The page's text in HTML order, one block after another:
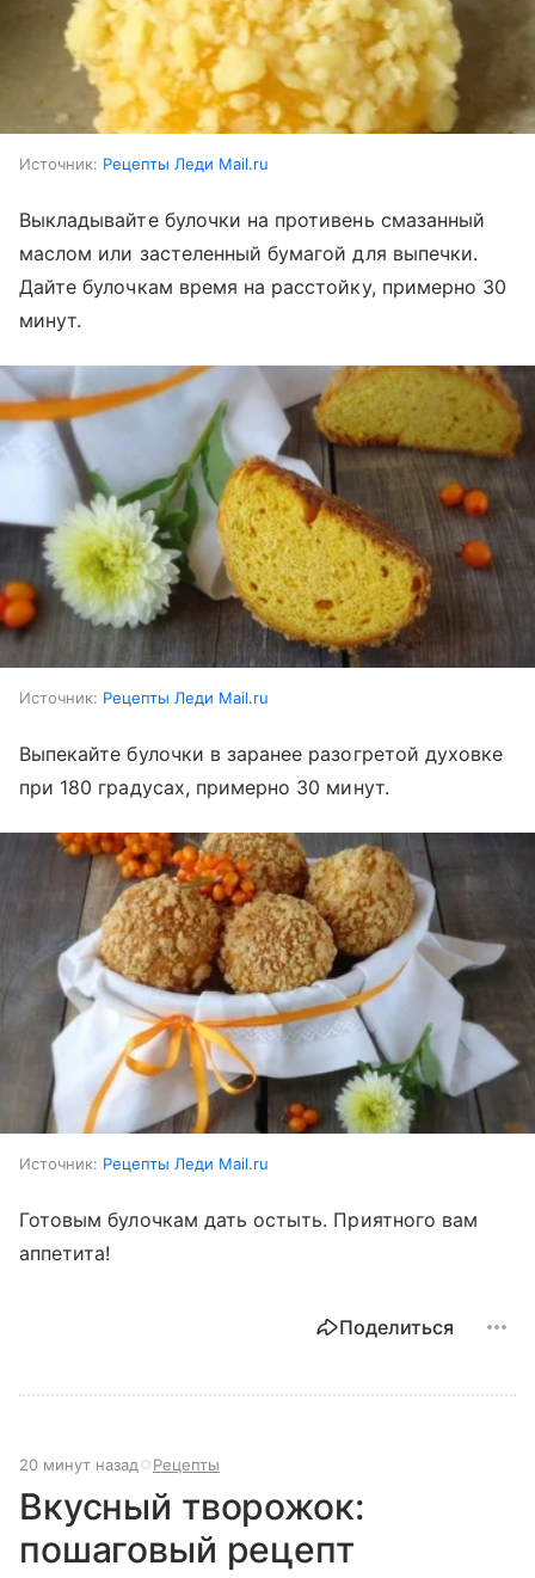
Источник: Рецепты Леди Mail.ru
Выкладывайте булочки на противень смазанный
маслом или застеленный бумагой для выпечки.
Дайте булочкам время на расстойку, примерно 30
минут.
Источник: Рецепты Леди Mail.ru
Выпекайте булочки в заранее разогретой духовке
при 180 градусах, примерно 30 минут.
Источник: Рецепты Леди Mail.ru
Готовым булочкам дать остыть. Приятного вам
аппетита!
Поделиться
20 минут назад Рецепты
Вкусный творожок:
пошаговый рецепт